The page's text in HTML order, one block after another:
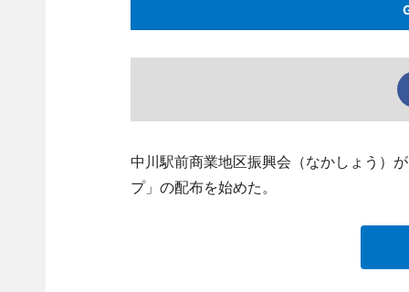
中川駅前商業地区振興会（なかしょう）
プ」の配布を始めた。